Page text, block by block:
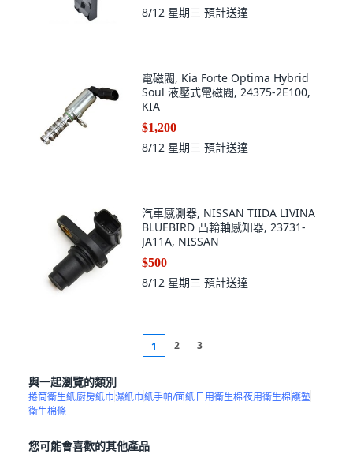
8/12 星期三 預計送達
電磁閥, Kia Forte Optima Hybrid
Soul 液壓式電磁閥, 24375-2E100,
KIA
$1,200
8/12 星期三 預計送達
汽車感測器, NISSAN TIIDA LIVINA
BLUEBIRD 凸輪軸感知器, 23731-
JA11A, NISSAN
$500
8/12 星期三 預計送達
1 2 3
與一起瀏覽的類別
捲筒衛生紙廚房紙巾濕紙巾紙手帕/面紙日用衛生棉夜用衛生棉護墊
衛生棉條
您可能會喜歡的其他產品